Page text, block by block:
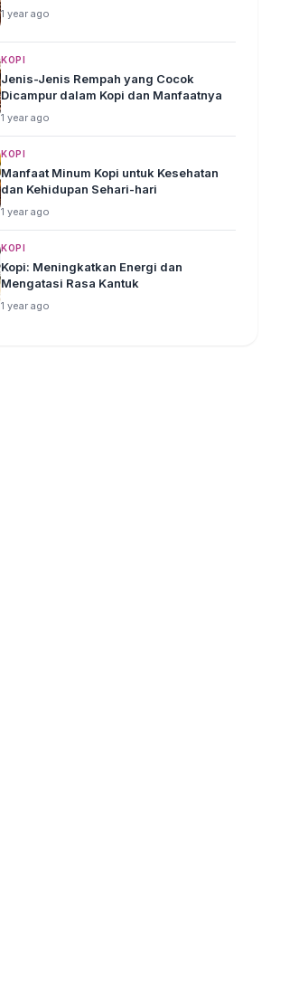
1 year ago
KOPI
Jenis-Jenis Rempah yang Cocok
Dicampur dalam Kopi dan Manfaatnya
1 year ago
KOPI
Manfaat Minum Kopi untuk Kesehatan
dan Kehidupan Sehari-hari
1 year ago
KOPI
Kopi: Meningkatkan Energi dan
Mengatasi Rasa Kantuk
1 year ago